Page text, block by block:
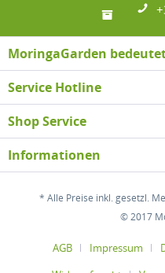
MoringaGarden
Service Hotline
Shop Service
Informationen
* Alle Preise inkl. gesetzl.
© 2017
AGB Impressum